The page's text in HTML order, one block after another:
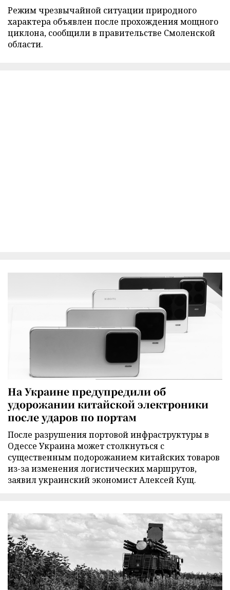
Режим чрезвычайной ситуации природного
характера объявлен после прохождения мощного
циклона, сообщили в правительстве Смоленской
области.
На Украине предупредили об
удорожании китайской электроники
после ударов по портам
После разрушения портовой инфраструктуры в
Одессе Украина может столкнуться с
существенным подорожанием китайских товаров
из-за изменения логистических маршрутов,
заявил украинский экономист Алексей Кущ.